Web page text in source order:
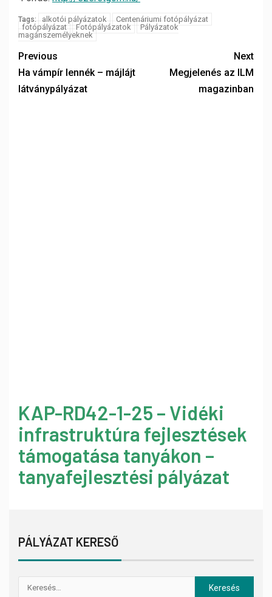
Tags: alkotói pályázatok
Centenáriumi fotópályázat
fotópályázat
Fotópályázatok
Pályázatok
magánszemélyeknek
Previous
Ha vámpír lennék – májlájt
látványpályázat
Next
Megjelenés az ILM
magazinban
KAP-RD42-1-25 – Vidéki
infrastruktúra fejlesztések
támogatása tanyákon –
tanyafejlesztési pályázat
PÁLYÁZAT KERESŐ